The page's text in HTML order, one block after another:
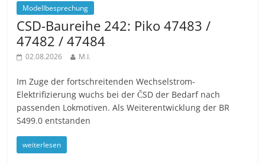
Modellbesprechung
CSD-Baureihe 242: Piko 47483 /
47482 / 47484
02.08.2026 M.I.
Im Zuge der fortschreitenden Wechselstrom-
Elektrifizierung wuchs bei der ČSD der Bedarf nach
passenden Lokmotiven. Als Weiterentwicklung der BR
S499.0 entstanden
weiterlesen